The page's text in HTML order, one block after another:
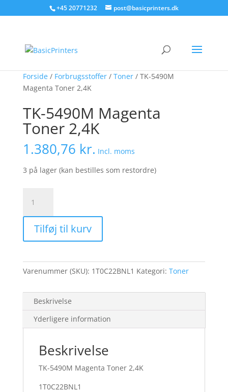
+45 20771232 post@basicprinters.dk
Forside/ Forbrugsstoffer/ Toner/ TK-5490M
Magenta Toner 2,4K
TK-5490M Magenta
Toner 2,4K
1.380,76 kr. Incl. moms
3 på lager (kan bestilles som restordre)
5490M
Magenta
Toner
2,4K
Tilføj til kurv
Varenummer (SKU): 1T0C22BNL1 Kategori: Toner
Beskrivelse
Yderligere information
Beskrivelse
TK-5490M Magenta Toner 2,4K
1T0C22BNL1